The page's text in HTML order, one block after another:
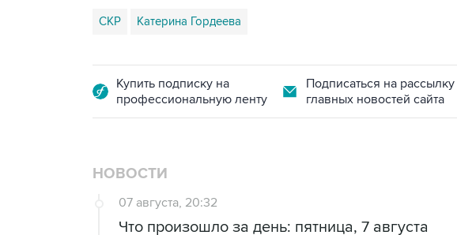
СКР Катерина Гордеева
Купить подписку на
профессиональную ленту
Подписаться на рассылку
главных новостей сайта
НОВОСТИ
07 августа, 20:32
Что произошло за день: пятница, 7 августа